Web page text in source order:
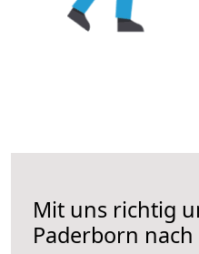
Mit uns richtig
Paderborn